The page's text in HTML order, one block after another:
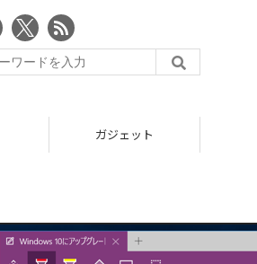
ガジェット